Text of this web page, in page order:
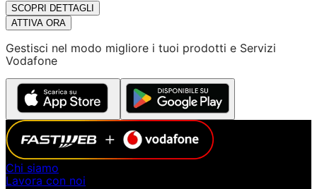
SCOPRI DETTAGLI
ATTIVA ORA
Gestisci nel modo migliore i tuoi prodotti e Servizi
Vodafone
Chi siamo
Lavora con noi